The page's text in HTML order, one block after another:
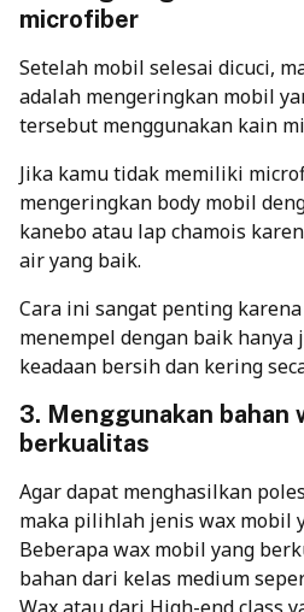
microfiber
Setelah mobil selesai dicuci,
adalah mengeringkan mobil
tersebut menggunakan kain
Jika kamu tidak memiliki
mengeringkan body mobil
kanebo atau lap chamois
air yang baik.
Cara ini sangat penting
menempel dengan baik hanya
keadaan bersih dan kering
3. Menggunakan bahan
berkualitas
Agar dapat menghasilkan
maka pilihlah jenis wax mobil
Beberapa wax mobil yang
bahan dari kelas medium